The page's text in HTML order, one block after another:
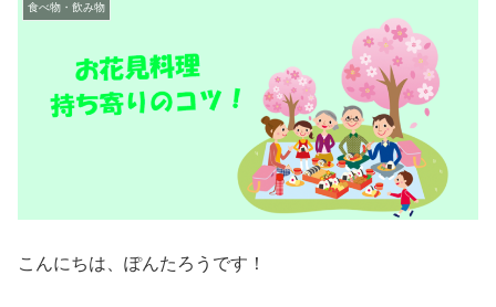
食べ物・飲み物
こんにちは、ぽんたろうです！